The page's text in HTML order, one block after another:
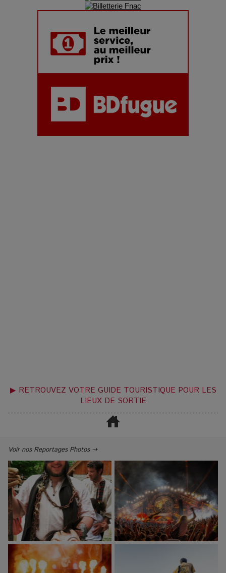
▶ RETROUVEZ VOTRE GUIDE TOURISTIQUE POUR LES
LIEUX DE SORTIE
Voir nos Reportages Photos ⇢